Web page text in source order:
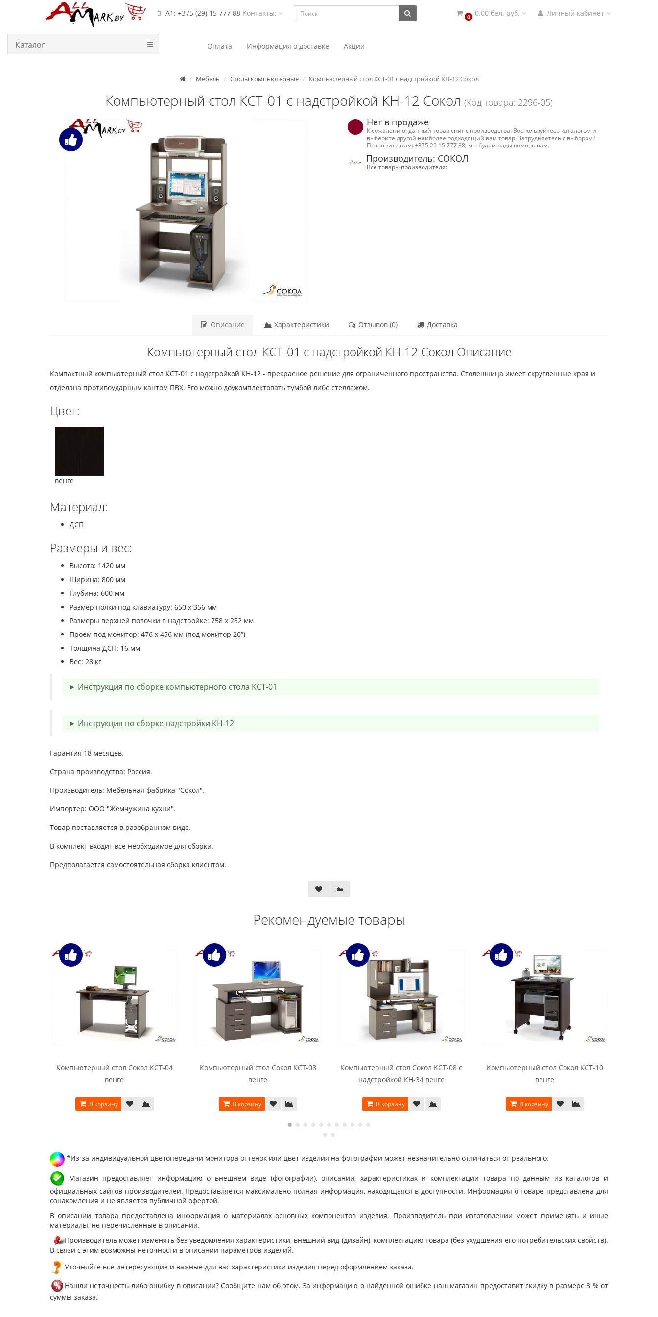
А1: +375 (29) 15 777 88 Контакты: 0 0.00 бел. руб. Личный кабинет
Каталог Оплата Информация о доставке Акции
Мебель Столы компьютерные Компьютерный стол КСТ-01 с надстройкой КН-12 Сокол
Компьютерный стол КСТ-01 с надстройкой КН-12 Сокол (Код товара: 2296-05)
Нет в продаже
К сожалению, данный товар снят с производства. Воспользуйтесь каталогом и
выберите другой наиболее подходящий вам товар. Затрудняетесь с выбором?
Позвоните нам: +375 29 15 777 88, мы будем рады помочь вам.
Производитель: СОКОЛ
Все товары производителя:
Описание Характеристики Отзывов (0) Доставка
Компьютерный стол КСТ-01 с надстройкой КН-12 Сокол Описание
Компактный компьютерный стол КСТ-01 с надстройкой КН-12 - прекрасное решение для ограниченного пространства. Столешница имеет скругленные края и
отделана противоударным кантом ПВХ. Его можно доукомплектовать тумбой либо стеллажом.
Цвет:
венге
Материал:
ДСП
Размеры и вес:
Высота: 1420 мм
Ширина: 800 мм
Глубина: 600 мм
Размер полки под клавиатуру: 650 х 356 мм
Размеры верхней полочки в надстройке: 758 х 252 мм
Проем под монитор: 476 х 456 мм (под монитор 20”)
Толщина ДСП: 16 мм
Вес: 28 кг
► Инструкция по сборке компьютерного стола КСТ-01
► Инструкция по сборке надстройки КН-12
Гарантия 18 месяцев.
Страна производства: Россия.
Производитель: Мебельная фабрика "Сокол".
Импортер: ООО "Жемчужина кухни".
Товар поставляется в разобранном виде.
В комплект входит всё необходимое для сборки.
Предполагается самостоятельная сборка клиентом.
Рекомендуемые товары
Компьютерный стол Сокол КСТ-04
венге
В корзину
Компьютерный стол Сокол КСТ-08
венге
В корзину
Компьютерный стол Сокол КСТ-08 с
надстройкой КН-34 венге
В корзину
Компьютерный стол Сокол КСТ-10
венге
В корзину
*Из-за индивидуальной цветопередачи монитора оттенок или цвет изделия на фотографии может незначительно отличаться от реального.
Магазин предоставляет информацию о внешнем виде (фотографии), описании, характеристиках и комплектации товара по данным из каталогов и
официальных сайтов производителей. Предоставляется максимально полная информация, находящаяся в доступности. Информация о товаре представлена для
ознакомления и не является публичной офертой.
В описании товара предоставлена информация о материалах основных компонентов изделия. Производитель при изготовлении может применять и иные
материалы, не перечисленные в описании.
Производитель может изменять без уведомления характеристики, внешний вид (дизайн), комплектацию товара (без ухудшения его потребительских свойств).
В связи с этим возможны неточности в описании параметров изделий.
Уточняйте все интересующие и важные для вас характеристики изделия перед оформлением заказа.
Нашли неточность либо ошибку в описании? Сообщите нам об этом. За информацию о найденной ошибке наш магазин предоставит скидку в размере 3 % от
суммы заказа.